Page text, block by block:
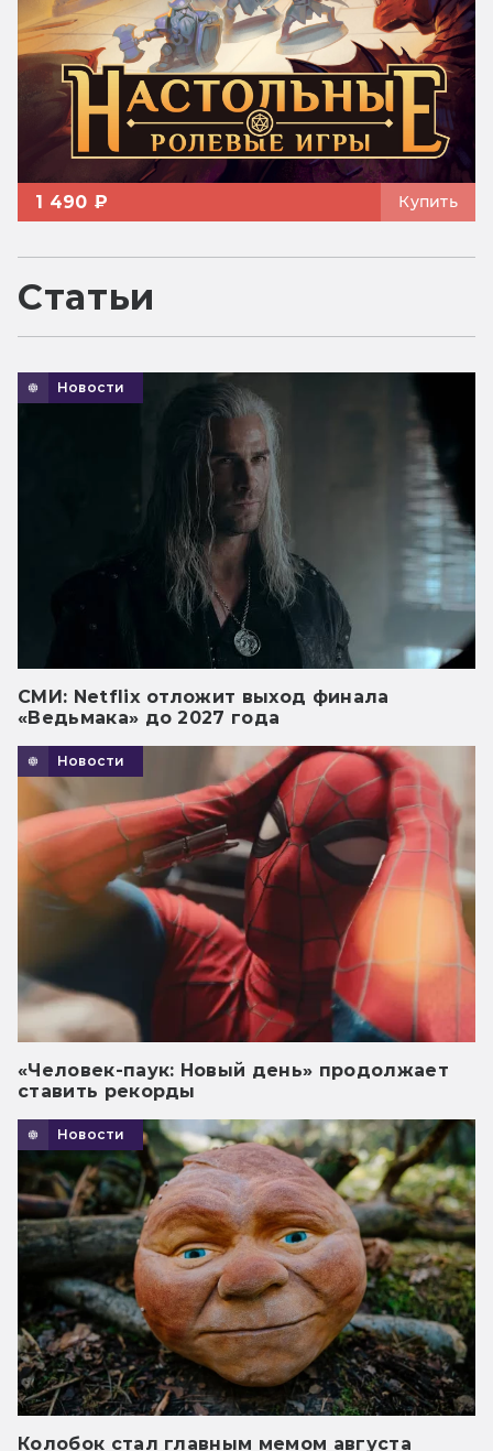
1 490 ₽ Купить
Статьи
Новости
СМИ: Netflix отложит выход финала
«Ведьмака» до 2027 года
Новости
«Человек-паук: Новый день» продолжает
ставить рекорды
Новости
Колобок стал главным мемом августа